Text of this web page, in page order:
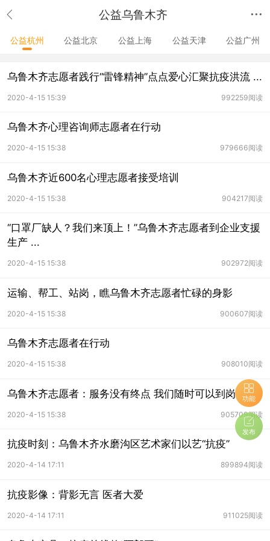
公益乌鲁木齐
公益杭州 公益北京 公益上海 公益天津 公益广州
乌鲁木齐志愿者践行“雷锋精神”点点爱心汇聚抗疫洪流 ...
992259阅读
2020-4-15 15:39
乌鲁木齐心理咨询师志愿者在行动
979666阅读
2020-4-15 15:38
乌鲁木齐近600名心理志愿者接受培训
904217阅读
2020-4-15 15:38
“口罩厂缺人？我们来顶上！”乌鲁木齐志愿者到企业支援
生产 ...
902972阅读
2020-4-15 15:38
运输、帮工、站岗，瞧乌鲁木齐志愿者忙碌的身影
900607阅读
2020-4-15 15:38
乌鲁木齐志愿者在行动
908010阅读
2020-4-15 15:38
乌鲁木齐志愿者：服务没有终点 我们随时可以到岗
905709阅读
2020-4-15 15:38
抗疫时刻：乌鲁木齐水磨沟区艺术家们以艺“抗疫”
899894阅读
2020-4-14 17:11
抗疫影像：背影无言 医者大爱
911025阅读
2020-4-14 17:11
功能
发布